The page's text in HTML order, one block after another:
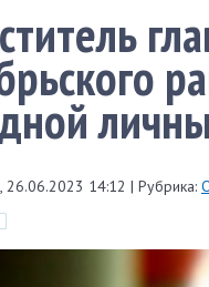
26.06.2023 14:12 | Рубрика: